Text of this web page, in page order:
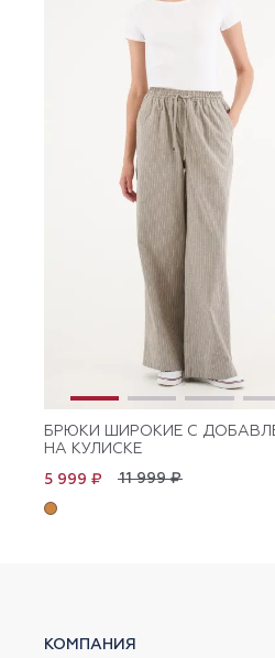
БРЮКИ ШИРОКИЕ С
НА КУЛИСКЕ
11 999 ₽
5 999 ₽
КОМПАНИЯ